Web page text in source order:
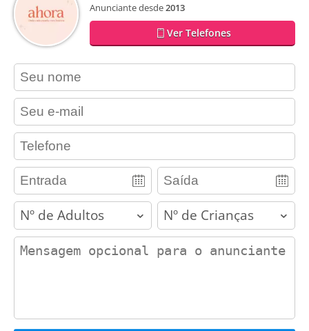
Anunciante desde2013
Ver Telefones
contact_name
contact_email
contact_phone
adults children
contact_message